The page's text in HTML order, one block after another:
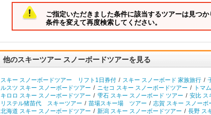
ご指定いただきました条件に該当するツアーは見つか
条件を変えて再度検索してください。
他のスキーツアー スノーボードツアーを見る
スキー スノーボードツアー リフト1日券付 / スキー スノーボード 家族旅行 /
ルスツ スキー スノーボードツアー / ニセコ スキー スノーボードツアー / トマ
キロロ スキー スノーボードツアー / 雫石 スキー スノーボード ツアー / 安比 ス
リステル猪苗代 スキーツアー / 苗場スキー場 ツアー / 志賀 スキー スノーボ
北海道 スキー スノーボードツアー / 新潟 スキー スノーボードツアー / 長野 ス